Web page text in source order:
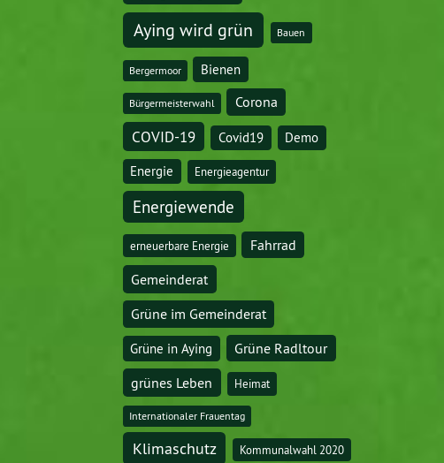
Aying wird grün Bauen
Bergermoor Bienen
Bürgermeisterwahl Corona
COVID-19 Covid19 Demo
Energie Energieagentur
Energiewende
erneuerbare Energie Fahrrad
Gemeinderat
Grüne im Gemeinderat
Grüne in Aying Grüne Radltour
grünes Leben Heimat
Internationaler Frauentag
Klimaschutz Kommunalwahl 2020